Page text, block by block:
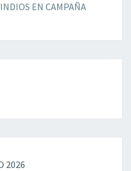
INDIOS EN CAMPAÑA
2026